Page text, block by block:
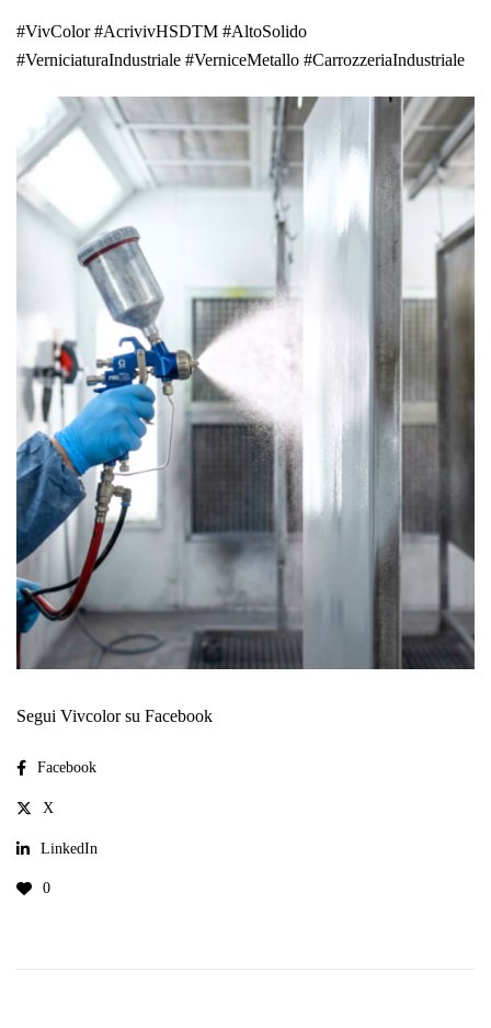
#VivColor #AcrivivHSDTM #AltoSolido
#VerniciaturaIndustriale #VerniceMetallo #CarrozzeriaIndustriale
Segui Vivcolor su Facebook
Facebook
X
LinkedIn
0